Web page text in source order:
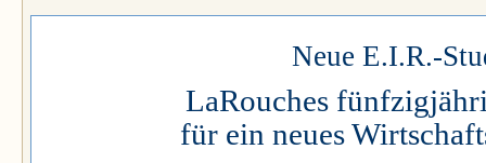
Neue E.I.R.-
LaRouches
für ein neues